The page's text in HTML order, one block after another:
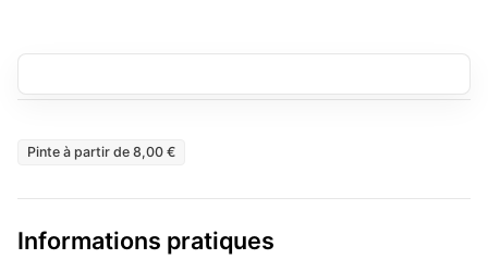
Pinte à partir de 8,00 €
Informations pratiques